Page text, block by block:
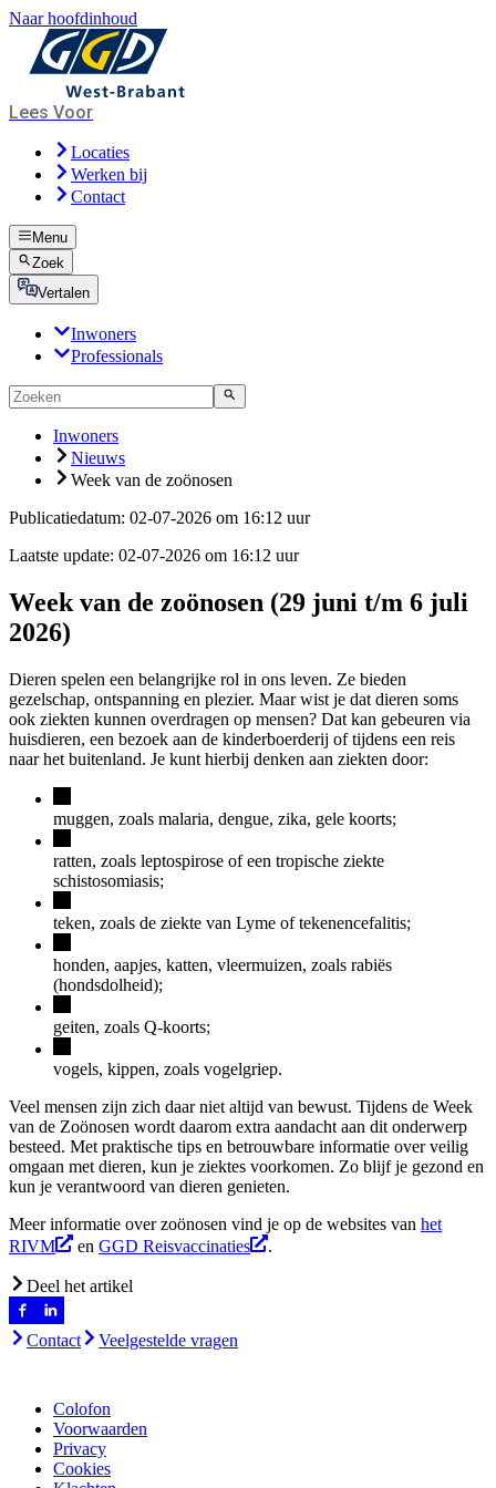
Naar hoofdinhoud
Lees Voor
Locaties
Werken bij
Contact
Menu
Zoek
Vertalen
Inwoners
Professionals
Inwoners
Nieuws
Week van de zoönosen
Publicatiedatum: 02-07-2026 om 16:12 uur
Laatste update: 02-07-2026 om 16:12 uur
Week van de zoönosen (29 juni t/m 6 juli
2026)
Dieren spelen een belangrijke rol in ons leven. Ze bieden
gezelschap, ontspanning en plezier. Maar wist je dat dieren soms
ook ziekten kunnen overdragen op mensen? Dat kan gebeuren via
huisdieren, een bezoek aan de kinderboerderij of tijdens een reis
naar het buitenland. Je kunt hierbij denken aan ziekten door:
muggen, zoals malaria, dengue, zika, gele koorts;
ratten, zoals leptospirose of een tropische ziekte
schistosomiasis;
teken, zoals de ziekte van Lyme of tekenencefalitis;
honden, aapjes, katten, vleermuizen, zoals rabiës
(hondsdolheid);
geiten, zoals Q-koorts;
vogels, kippen, zoals vogelgriep.
Veel mensen zijn zich daar niet altijd van bewust. Tijdens de Week
van de Zoönosen wordt daarom extra aandacht aan dit onderwerp
besteed. Met praktische tips en betrouwbare informatie over veilig
omgaan met dieren, kun je ziektes voorkomen. Zo blijf je gezond en
kun je verantwoord van dieren genieten.
Meer informatie over zoönosen vind je op de websites van het
RIVM
en GGD Reisvaccinaties .
Deel het artikel
Contact Veelgestelde vragen
Colofon
Voorwaarden
Privacy
Cookies